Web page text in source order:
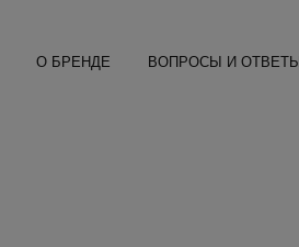
О БРЕНДЕ ВОПРОСЫ И ОТВЕТЫ